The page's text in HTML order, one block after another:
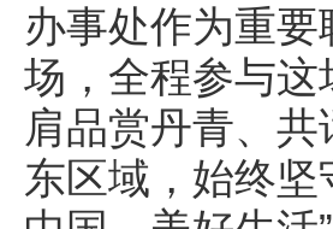
办事处作为重
场，全程参与
肩品赏丹青、
东区域，始终